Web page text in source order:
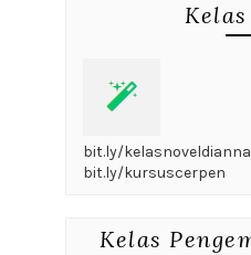
bit.ly/
bit.ly/kursuscerpen
Kelas